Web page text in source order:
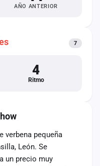
AÑO ANTERIOR
7
4
Ritmo
verbena pequeña
León. Se
un precio muy